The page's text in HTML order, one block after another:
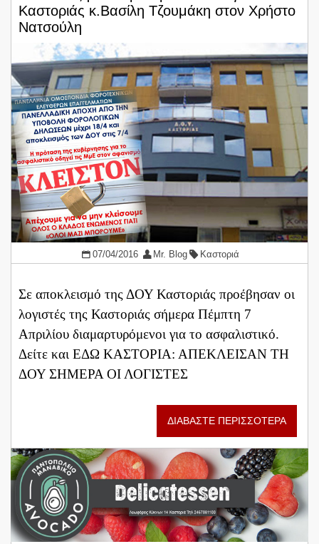
Καστοριάς κ.Βασίλη Τζουμάκη στον Χρήστο
Νατσούλη
07/04/2016 Mr. Blog Καστοριά
Σε αποκλεισμό της ΔΟΥ Καστοριάς προέβησαν οι
λογιστές της Καστοριάς σήμερα Πέμπτη 7
Απριλίου διαμαρτυρόμενοι για το ασφαλιστικό.
Δείτε και ΕΔΩ ΚΑΣΤΟΡΙΑ: ΑΠΕΚΛΕΙΣΑΝ ΤΗ
ΔΟΥ ΣΗΜΕΡΑ ΟΙ ΛΟΓΙΣΤΕΣ
ΔΙΑΒΑΣΤΕ ΠΕΡΙΣΣΟΤΕΡΑ